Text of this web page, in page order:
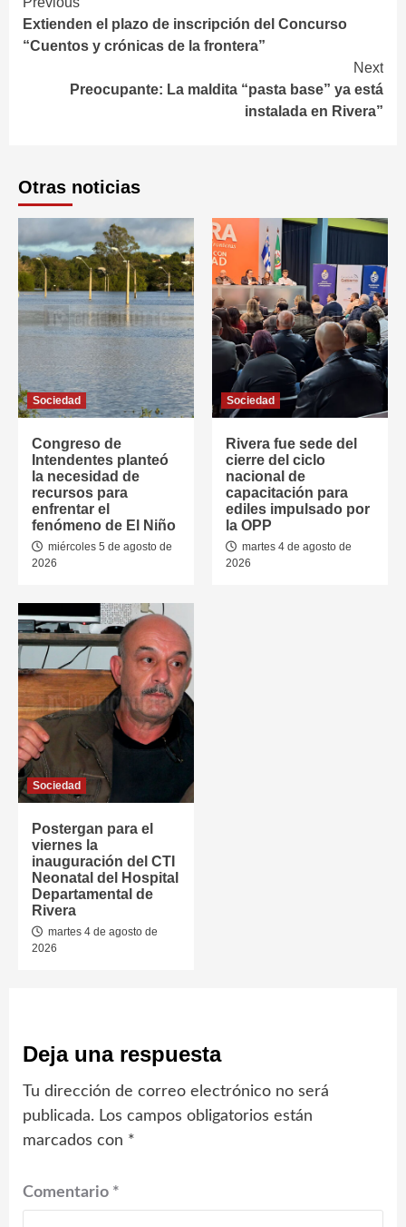
Reading
Extienden el plazo de inscripción del Concurso
“Cuentos y crónicas de la frontera”
Next
Preocupante: La maldita “pasta base” ya está
instalada en Rivera”
Otras noticias
Sociedad
Congreso de
Intendentes planteó
la necesidad de
recursos para
enfrentar el
fenómeno de El Niño
miércoles 5 de agosto de
2026
Sociedad
Rivera fue sede del
cierre del ciclo
nacional de
capacitación para
ediles impulsado por
la OPP
martes 4 de agosto de
2026
Sociedad
Postergan para el
viernes la
inauguración del CTI
Neonatal del Hospital
Departamental de
Rivera
martes 4 de agosto de
2026
Deja una respuesta
Tu dirección de correo electrónico no será
publicada. Los campos obligatorios están
marcados con *
Comentario *